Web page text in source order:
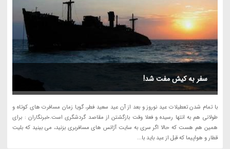
سفر به کیش مفت شد!
با تمام شدن تعطیلات عید نوروز و بعد از آن عید سعید فطر، گویا زمان مسافرت های کوتاه و
طولانی هم به انتها رسیده و فعلا وقت بازگشتن از مقاصد گردشگری است.خبرنگاران : برای
همین هم هست که حالا اگر سری به سایت آژانس های مسافربری بزنید، می بینید که بلیت
قطار و هواپیما که قبل از عید باید با...